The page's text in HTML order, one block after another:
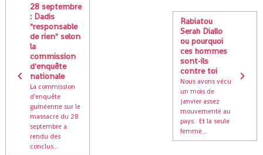
28 septembre
: Dadis
"responsable
de rien" selon
la
commission
d'enquête
nationale
La commission
d'enquête
guinéenne sur le
massacre du 28
septembre a
rendu des
conclus...
Rabiatou
Serah Diallo
ou pourquoi
ces hommes
sont-ils
contre toi
Nous avons vécu
un mois de
janvier assez
mouvementé au
pays. Et la seule
femme...